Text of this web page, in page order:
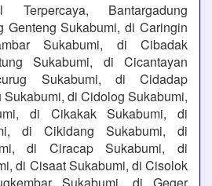
Terpercaya, Bantargadung
Genteng Sukabumi, di Caringin
Sukabumi, di Cibadak
Sukabumi, di Cicantayan
Sukabumi, di Cidadap
di Cidolog Sukabumi,
di Cikakak Sukabumi, di
di Cikidang Sukabumi, di
di Ciracap Sukabumi, di
di Cisaat Sukabumi, di Cisolok